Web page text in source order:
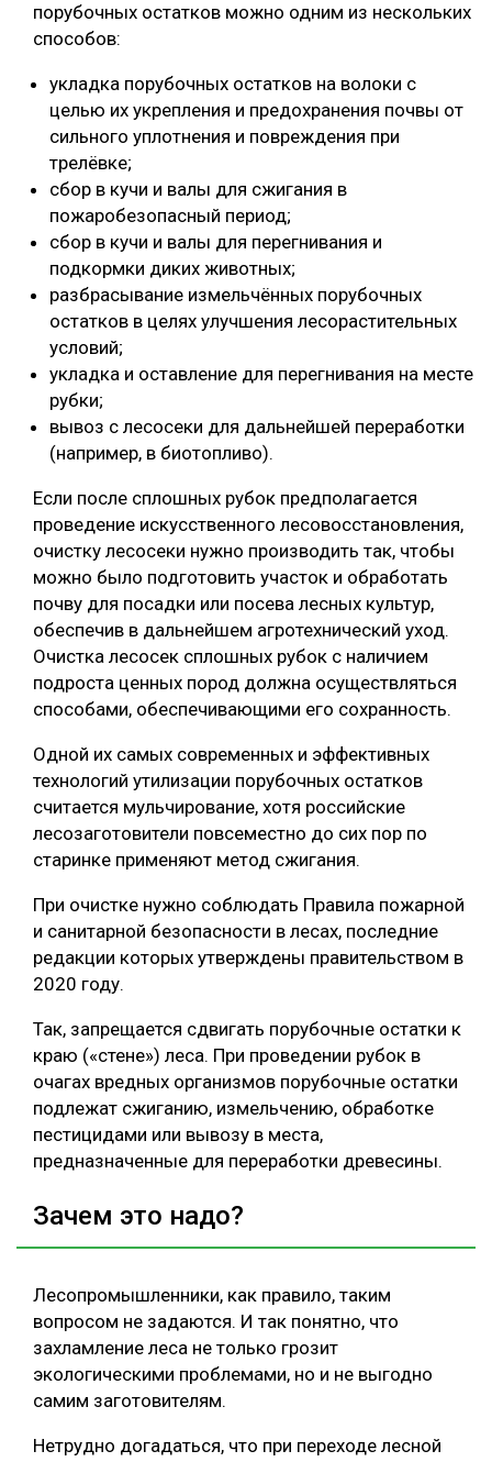
порубочных остатков можно одним из нескольких
способов:
укладка порубочных остатков на волоки с
целью их укрепления и предохранения почвы от
сильного уплотнения и повреждения при
трелёвке;
сбор в кучи и валы для сжигания в
пожаробезопасный период;
сбор в кучи и валы для перегнивания и
подкормки диких животных;
разбрасывание измельчённых порубочных
остатков в целях улучшения лесорастительных
условий;
укладка и оставление для перегнивания на месте
рубки;
вывоз с лесосеки для дальнейшей переработки
(например, в биотопливо).
Если после сплошных рубок предполагается
проведение искусственного лесовосстановления,
очистку лесосеки нужно производить так, чтобы
можно было подготовить участок и обработать
почву для посадки или посева лесных культур,
обеспечив в дальнейшем агротехнический уход.
Очистка лесосек сплошных рубок с наличием
подроста ценных пород должна осуществляться
способами, обеспечивающими его сохранность.
Одной их самых современных и эффективных
технологий утилизации порубочных остатков
считается мульчирование, хотя российские
лесозаготовители повсеместно до сих пор по
старинке применяют метод сжигания.
При очистке нужно соблюдать Правила пожарной
и санитарной безопасности в лесах, последние
редакции которых утверждены правительством в
2020 году.
Так, запрещается сдвигать порубочные остатки к
краю («стене») леса. При проведении рубок в
очагах вредных организмов порубочные остатки
подлежат сжиганию, измельчению, обработке
пестицидами или вывозу в места,
предназначенные для переработки древесины.
Зачем это надо?
Лесопромышленники, как правило, таким
вопросом не задаются. И так понятно, что
захламление леса не только грозит
экологическими проблемами, но и не выгодно
самим заготовителям.
Нетрудно догадаться, что при переходе лесной